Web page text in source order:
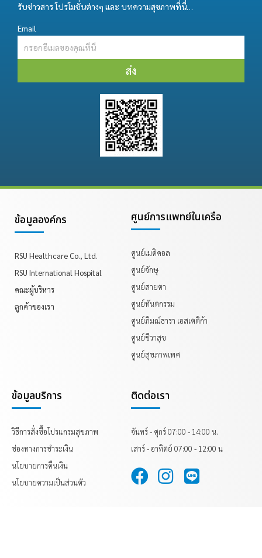
รับข่าวสาร โปรโมชั่นต่างๆ และ บทความสุขภาพที่นี่…
Email
ส่ง
ข้อมูลองค์กร
RSU Healthcare Co., Ltd.
RSU International Hospital
คณะผู้บริหาร
ลูกค้าของเรา
ศูนย์การแพทย์ในเครือ
ศูนย์เมดิคอล
ศูนย์จักษุ
ศูนย์สายตา
ศูนย์ทันตกรรม
ศูนย์ภิมณ์ธารา เอสเตติก้า
ศูนย์ชีวาสุข
ศูนย์สุขภาพเพศ
ข้อมูลบริการ
วิธีการสั่งซื้อโปรแกรมสุขภาพ
ช่องทางการชำระเงิน
นโยบายการคืนเงิน
นโยบายความเป็นส่วนตัว
ติดต่อเรา
จันทร์ - ศุกร์ 07:00 - 14:00 น.
เสาร์ - อาทิตย์ 07:00 - 12:00 น